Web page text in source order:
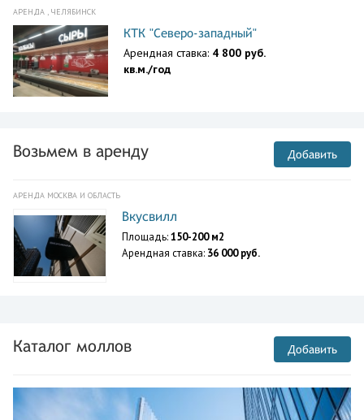
АРЕНДА , ЧЕЛЯБИНСК
КТК "Северо-западный"
Арендная ставка: 4 800 руб.
кв.м./год
Возьмем в аренду Добавить
АРЕНДА МОСКВА И ОБЛАСТЬ
Вкусвилл
Площадь:150-200 м2
Арендная ставка: 36 000 руб.
Каталог моллов Добавить